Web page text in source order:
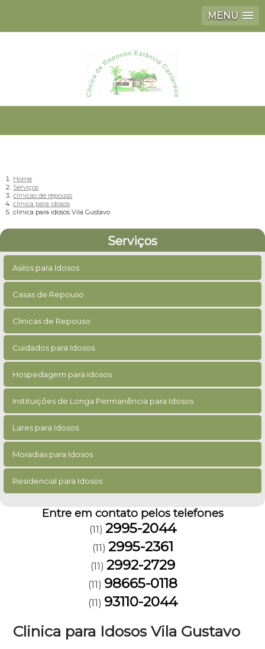
MENU
Home
Serviços
clinicas de repouso
clinica para idosos
clinica para idosos Vila Gustavo
Serviços
Asilos para Idosos
Casas de Repouso
Clinicas de Repouso
Cuidados para Idosos
Hospedagem para Idosos
Instituições de Longa Permanência para Idosos
Lares para Idosos
Moradias para Idosos
Residencial para Idosos
Entre em contato pelos telefones
(11) 2995-2044
(11) 2995-2361
(11) 2992-2729
(11) 98665-0118
(11) 93110-2044
Clinica para Idosos Vila Gustavo